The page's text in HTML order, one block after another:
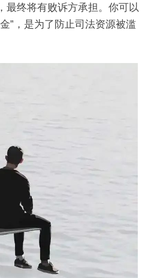
最终将有败诉方承担。你可以
”，是为了防止司法资源被滥